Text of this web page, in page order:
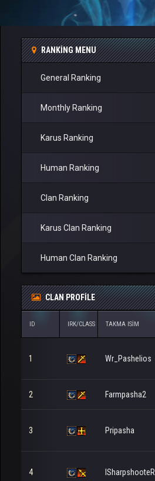
RANKING MENU
General Ranking
Monthly Ranking
Karus Ranking
Human Ranking
Clan Ranking
Karus Clan Ranking
Human Clan Ranking
CLAN PROFILE
ID IRK/CLASS TAKMA ISIM
1 Wr_Pashelios
2 Farmpasha2
3 Pripasha
4 lSharpshooteRl